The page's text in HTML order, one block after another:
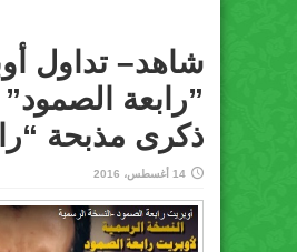
شاهد– تداول
‏”رابعة
ذكرى مذبحة
14 أغسطس، 2016